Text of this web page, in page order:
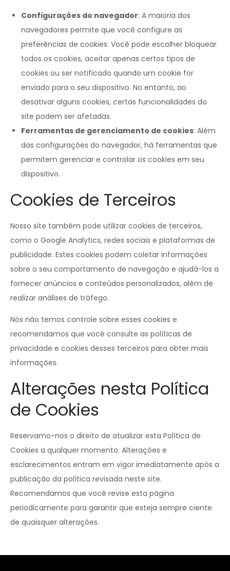
Configurações do navegador: A maioria dos
navegadores permite que você configure as
preferências de cookies. Você pode escolher bloquear
todos os cookies, aceitar apenas certos tipos de
cookies ou ser notificado quando um cookie for
enviado para o seu dispositivo. No entanto, ao
desativar alguns cookies, certas funcionalidades do
site podem ser afetadas.
Ferramentas de gerenciamento de cookies: Além
das configurações do navegador, há ferramentas que
permitem gerenciar e controlar os cookies em seu
dispositivo.
Cookies de Terceiros
Nosso site também pode utilizar cookies de terceiros,
como o Google Analytics, redes sociais e plataformas de
publicidade. Estes cookies podem coletar informações
sobre o seu comportamento de navegação e ajudá-los a
fornecer anúncios e conteúdos personalizados, além de
realizar análises de tráfego.
Nós não temos controle sobre esses cookies e
recomendamos que você consulte as políticas de
privacidade e cookies desses terceiros para obter mais
informações.
Alterações nesta Política
de Cookies
Reservamo-nos o direito de atualizar esta Política de
Cookies a qualquer momento. Alterações e
esclarecimentos entram em vigor imediatamente após a
publicação da política revisada neste site.
Recomendamos que você revise esta página
periodicamente para garantir que esteja sempre ciente
de quaisquer alterações.